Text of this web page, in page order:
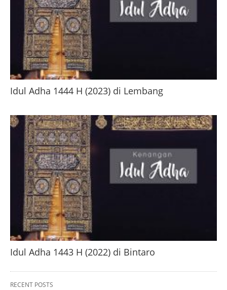
Idul Adha 1444 H (2023) di Lembang
Idul Adha 1443 H (2022) di Bintaro
RECENT POSTS